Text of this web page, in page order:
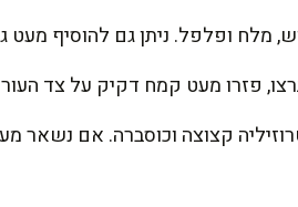
ופלפל. ניתן גם להוסיף מעט
פזרו מעט קמח דקיק על צד
קצוצה וכוסברה. אם נשאר